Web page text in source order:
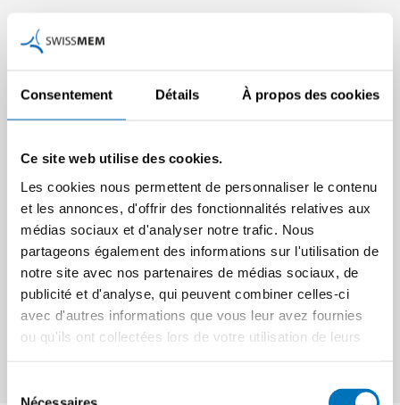
Consentement Détails À propos des cookies
Ce site web utilise des cookies.
Les cookies nous permettent de personnaliser le contenu
et les annonces, d'offrir des fonctionnalités relatives aux
médias sociaux et d'analyser notre trafic. Nous
partageons également des informations sur l'utilisation de
notre site avec nos partenaires de médias sociaux, de
publicité et d'analyse, qui peuvent combiner celles-ci
avec d'autres informations que vous leur avez fournies
ou qu'ils ont collectées lors de votre utilisation de leurs
Jonas Lang, chef Communication adjoint
Tél. +41 21 613 35 85 / portable +41 79 644 46 77
E-mail :
p.cordonier @swissmem.ch
Cet article vaut-il la peine d'être lu?